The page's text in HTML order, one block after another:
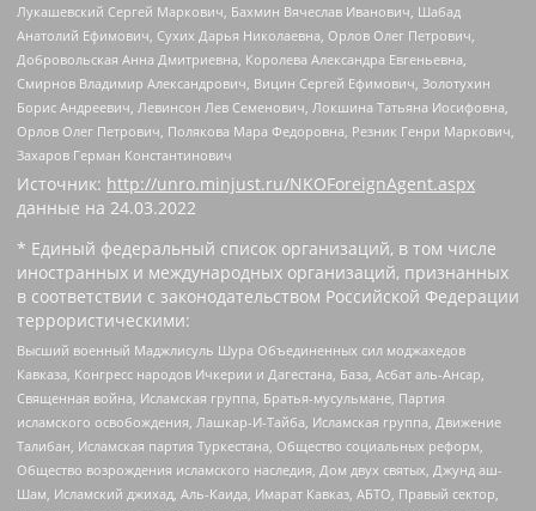
Лукашевский Сергей Маркович, Бахмин Вячеслав Иванович, Шабад
Анатолий Ефимович, Сухих Дарья Николаевна, Орлов Олег Петрович,
Добровольская Анна Дмитриевна, Королева Александра Евгеньевна,
Смирнов Владимир Александрович, Вицин Сергей Ефимович, Золотухин
Борис Андреевич, Левинсон Лев Семенович, Локшина Татьяна Иосифовна,
Орлов Олег Петрович, Полякова Мара Федоровна, Резник Генри Маркович,
Захаров Герман Константинович
Источник: http://unro.minjust.ru/NKOForeignAgent.aspx
данные на 24.03.2022
* Единый федеральный список организаций, в том числе
иностранных и международных организаций, признанных
в соответствии с законодательством Российской Федерации
террористическими:
Высший военный Маджлисуль Шура Объединенных сил моджахедов
Кавказа, Конгресс народов Ичкерии и Дагестана, База, Асбат аль-Ансар,
Священная война, Исламская группа, Братья-мусульмане, Партия
исламского освобождения, Лашкар-И-Тайба, Исламская группа, Движение
Талибан, Исламская партия Туркестана, Общество социальных реформ,
Общество возрождения исламского наследия, Дом двух святых, Джунд аш-
Шам, Исламский джихад, Аль-Каида, Имарат Кавказ, АБТО, Правый сектор,